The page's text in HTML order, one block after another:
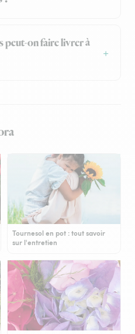
peut-on faire livrer à
Tournesol en pot : tout savoir
sur l'entretien